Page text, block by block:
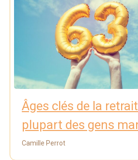
Âges clés de la
plupart des gens
Camille Perrot